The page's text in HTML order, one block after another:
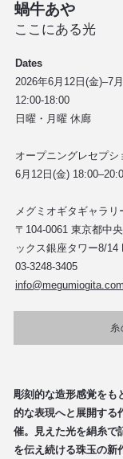
蝸牛あや
ここにある光
Dates
2026年6月12日(金)–7
12:00-18:00
日曜・月曜 休廊
オープニングレセプシ
6月12日(金)
メグミオギタギャラリ
〒104-0061 東京都中
ックス銀座タワー8/14
03-3248-3405
info@megumiogita.com
糸
彫刻的な造形感覚をも
的な表現へと展開する
催。見えた光を絹糸で
を伝え続ける珠玉の新